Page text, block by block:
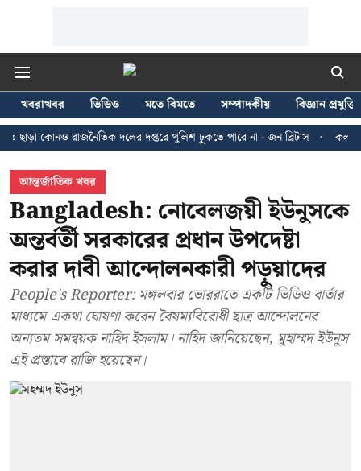
খবরাখবর ভিডিও মতে বিমতে সম্পাদকীয়
বিজ্ঞান প্রযুক্তি
রাজনৈতিক দলের দপ্তরে পুলিশ ঢুকতে পারে না - জন ব্রিটাস
কলকাতায় ২৪
আন্তর্জাতিক খবর
Bangladesh: নোবেলজয়ী ইউনুসকে
অন্তর্বর্তী সরকারের প্রধান উপদেষ্টা
করার দাবী আন্দোলনকারী পড়ুয়াদের
People's Reporter: মঙ্গলবার ভোররাতে একটি ভিডিও বার্তার
মাধ্যমে একথা ঘোষণা করেন বৈষম্যবিরোধী ছাত্র আন্দোলনের
অন্যতম সমন্বয়ক নাহিদ ইসলাম। নাহিদ জানিয়েছেন, মুহাম্মদ ইউনুস
এই প্রস্তাবে রাজি হয়েছেন।